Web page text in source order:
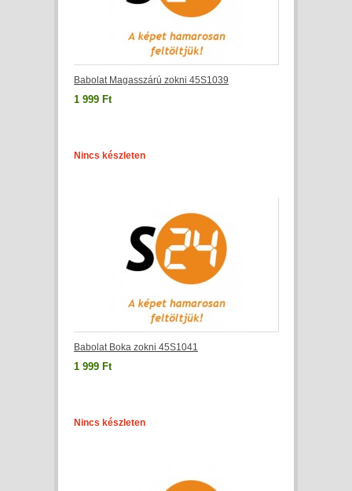
Babolat Magasszárú zokni 45S1039
1 999 Ft
Nincs készleten
Babolat Boka zokni 45S1041
1 999 Ft
Nincs készleten